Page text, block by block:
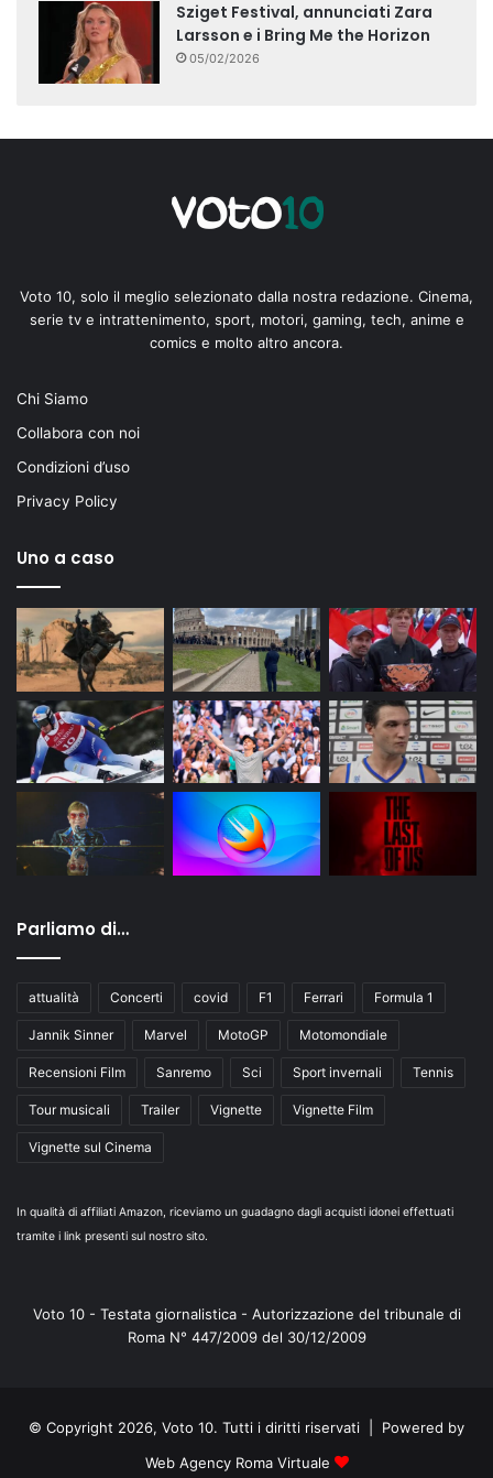
Sziget Festival, annunciati Zara
Larsson e i Bring Me the Horizon
05/02/2026
Voto 10, solo il meglio selezionato dalla nostra redazione. Cinema,
serie tv e intrattenimento, sport, motori, gaming, tech, anime e
comics e molto altro ancora.
Chi Siamo
Collabora con noi
Condizioni d’uso
Privacy Policy
Uno a caso
Parliamo di…
attualità Concerti covid F1 Ferrari Formula 1
Jannik Sinner Marvel MotoGP Motomondiale
Recensioni Film Sanremo Sci Sport invernali Tennis
Tour musicali Trailer Vignette Vignette Film
Vignette sul Cinema
In qualità di affiliati Amazon, riceviamo un guadagno dagli acquisti idonei effettuati
tramite i link presenti sul nostro sito.
Voto 10 - Testata giornalistica - Autorizzazione del tribunale di
Roma N° 447/2009 del 30/12/2009
© Copyright 2026, Voto 10. Tutti i diritti riservati | Powered by
Web Agency Roma Virtuale